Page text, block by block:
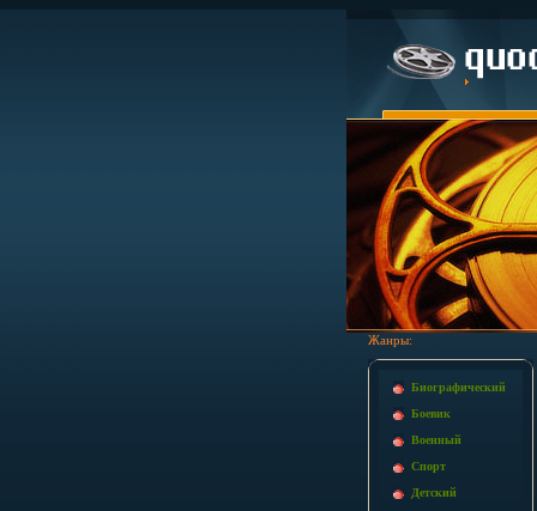
Жанры:
Биографический
Боевик
Военный
Спорт
Детский